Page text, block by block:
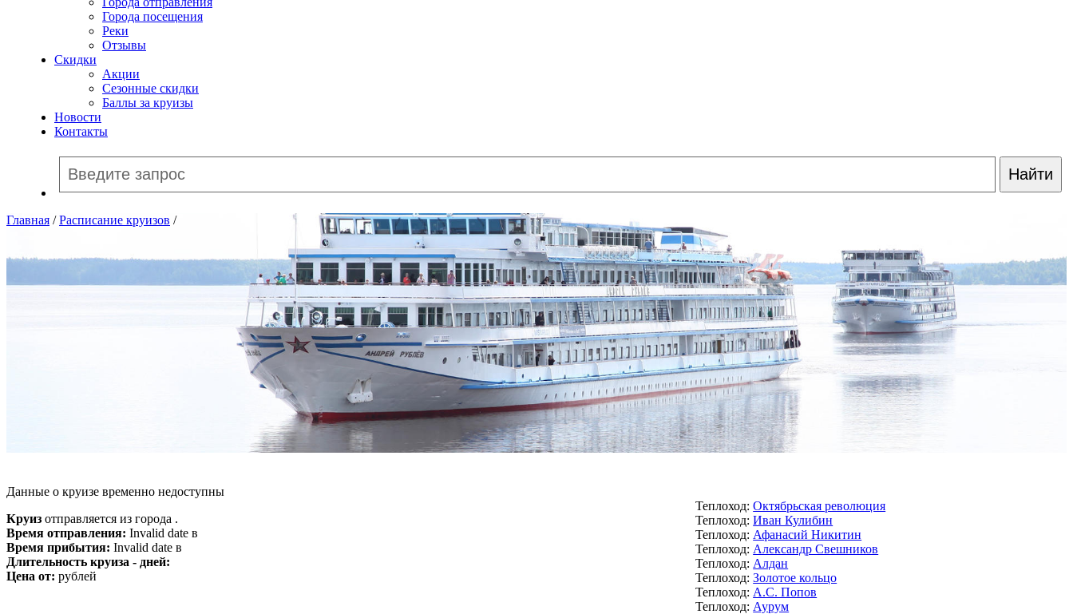
Города посещения
Реки
Отзывы
Скидки
Акции
Сезонные скидки
Баллы за круизы
Новости
Контакты
Главная /Расписание круизов /
Данные о круизе временно недоступны
Круиз отправляется из города .
Время отправления: Invalid date в
Время прибытия: Invalid date в
Длительность круиза - дней:
Цена от: рублей
Теплоход:Октябрьская революция
Теплоход:Иван Кулибин
Теплоход: Афанасий Никитин
Теплоход: Александр Свешников
Теплоход: Алдан
Теплоход:Золотое кольцо
Теплоход: А.С. Попов
Теплоход: Аурум